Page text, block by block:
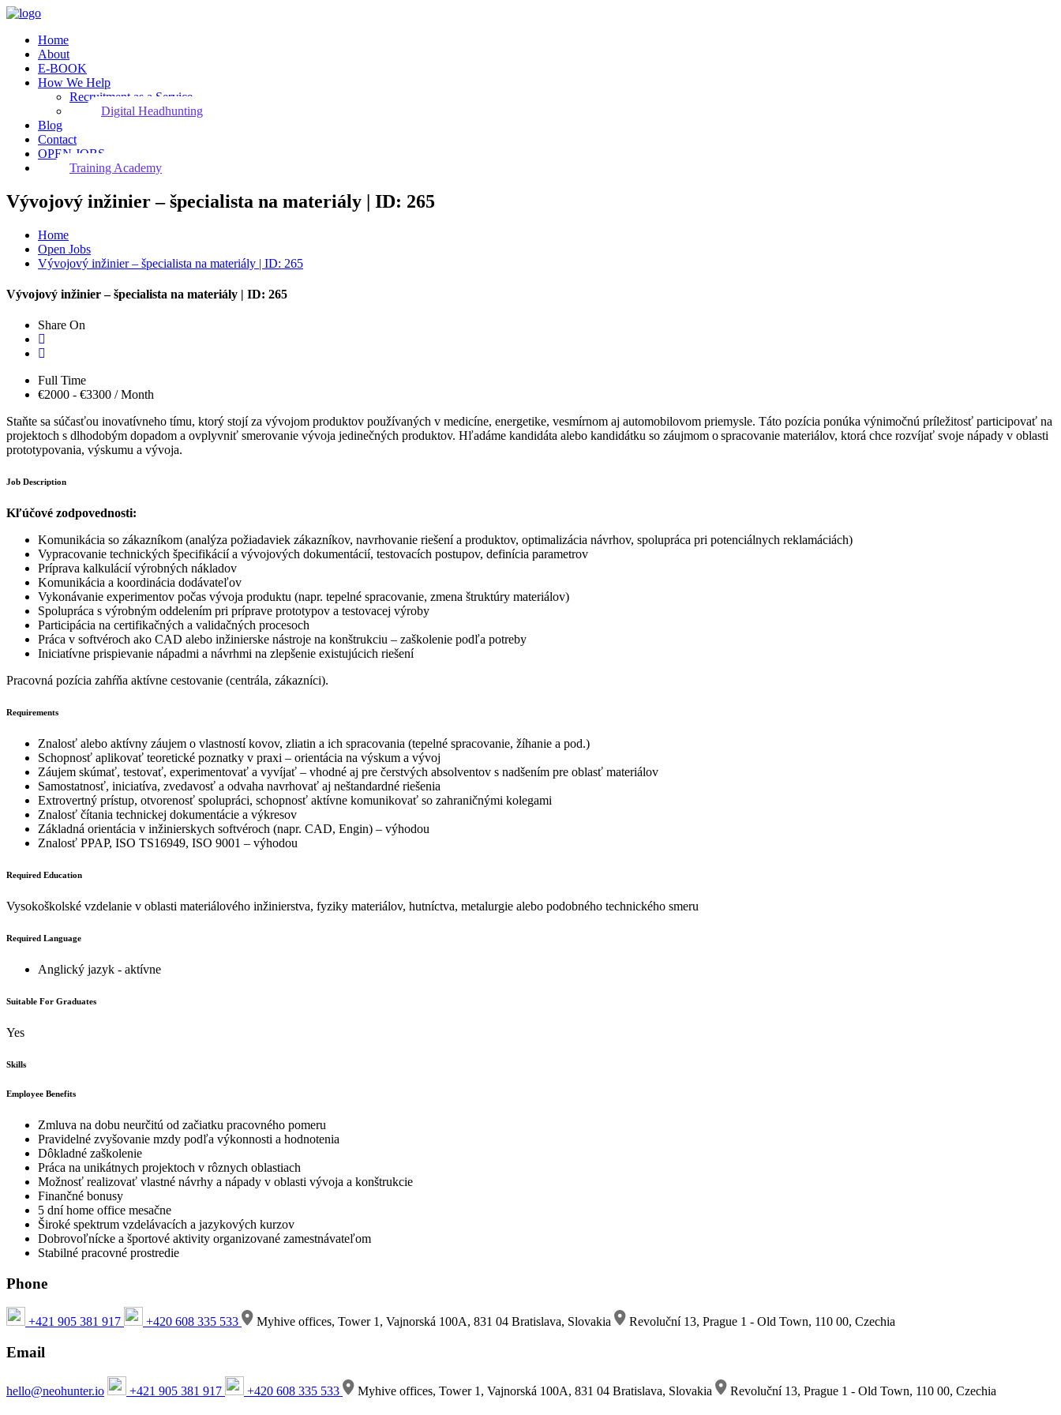
Home
About
E-BOOK
How We Help
Recruitment as a Service
Digital Headhunting
Blog
Contact
OPEN JOBS
Training Academy
Vývojový inžinier – špecialista na materiály | ID: 265
Home
Open Jobs
Vývojový inžinier – špecialista na materiály | ID: 265
Vývojový inžinier – špecialista na materiály | ID: 265
Share On
Full Time
€2000 - €3300 / Month
Staňte sa súčasťou inovatívneho tímu, ktorý stojí za vývojom produktov používaných v medicíne, energetike, vesmírnom aj automobilovom priemysle. Táto pozícia ponúka výnimočnú príležitosť participovať na
projektoch s dlhodobým dopadom a ovplyvniť smerovanie vývoja jedinečných produktov. Hľadáme kandidáta alebo kandidátku so záujmom o spracovanie materiálov, ktorá chce rozvíjať svoje nápady v oblasti
prototypovania, výskumu a vývoja.
Job Description
Kľúčové zodpovednosti:
Komunikácia so zákazníkom (analýza požiadaviek zákazníkov, navrhovanie riešení a produktov, optimalizácia návrhov, spolupráca pri potenciálnych reklamáciách)
Vypracovanie technických špecifikácií a vývojových dokumentácií, testovacích postupov, definícia parametrov
Príprava kalkulácií výrobných nákladov
Komunikácia a koordinácia dodávateľov
Vykonávanie experimentov počas vývoja produktu (napr. tepelné spracovanie, zmena štruktúry materiálov)
Spolupráca s výrobným oddelením pri príprave prototypov a testovacej výroby
Participácia na certifikačných a validačných procesoch
Práca v softvéroch ako CAD alebo inžinierske nástroje na konštrukciu – zaškolenie podľa potreby
Iniciatívne prispievanie nápadmi a návrhmi na zlepšenie existujúcich riešení
Pracovná pozícia zahŕňa aktívne cestovanie (centrála, zákazníci).
Requirements
Znalosť alebo aktívny záujem o vlastností kovov, zliatin a ich spracovania (tepelné spracovanie, žíhanie a pod.)
Schopnosť aplikovať teoretické poznatky v praxi – orientácia na výskum a vývoj
Záujem skúmať, testovať, experimentovať a vyvíjať – vhodné aj pre čerstvých absolventov s nadšením pre oblasť materiálov
Samostatnosť, iniciatíva, zvedavosť a odvaha navrhovať aj neštandardné riešenia
Extrovertný prístup, otvorenosť spolupráci, schopnosť aktívne komunikovať so zahraničnými kolegami
Znalosť čítania technickej dokumentácie a výkresov
Základná orientácia v inžinierskych softvéroch (napr. CAD, Engin) – výhodou
Znalosť PPAP, ISO TS16949, ISO 9001 – výhodou
Required Education
Vysokoškolské vzdelanie v oblasti materiálového inžinierstva, fyziky materiálov, hutníctva, metalurgie alebo podobného technického smeru
Required Language
Anglický jazyk - aktívne
Suitable For Graduates
Yes
Skills
Employee Benefits
Zmluva na dobu neurčitú od začiatku pracovného pomeru
Pravidelné zvyšovanie mzdy podľa výkonnosti a hodnotenia
Dôkladné zaškolenie
Práca na unikátnych projektoch v rôznych oblastiach
Možnosť realizovať vlastné návrhy a nápady v oblasti vývoja a konštrukcie
Finančné bonusy
5 dní home office mesačne
Široké spektrum vzdelávacích a jazykových kurzov
Dobrovoľnícke a športové aktivity organizované zamestnávateľom
Stabilné pracovné prostredie
Phone
+421 905 381 917 +420 608 335 533 Myhive offices, Tower 1, Vajnorská 100A, 831 04 Bratislava, Slovakia Revoluční 13, Prague 1 - Old Town, 110 00, Czechia
Email
hello@neohunter.io +421 905 381 917 +420 608 335 533 Myhive offices, Tower 1, Vajnorská 100A, 831 04 Bratislava, Slovakia Revoluční 13, Prague 1 - Old Town, 110 00, Czechia